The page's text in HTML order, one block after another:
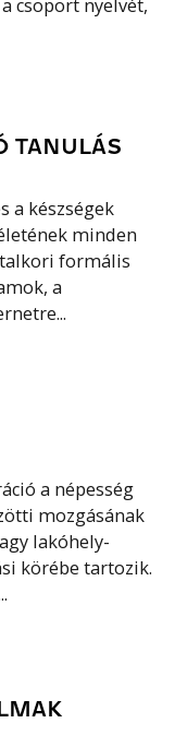
csoport nyelvét,
TANULÁS
a készségek
minden
formális
a
a népesség
mozgásának
lakóhely-
körébe tartozik.